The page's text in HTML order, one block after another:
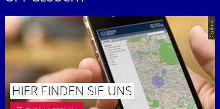
© placit
HIER FINDEN SIE UNS